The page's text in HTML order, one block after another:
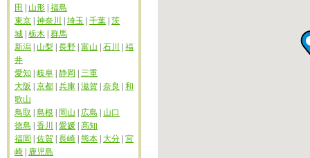
田
山形 福島
東京 神奈川 埼玉 千葉 茨
城 栃木 群馬
新潟
山梨 長野 富山 石川
福
井
愛知
岐阜 静岡
三重
大阪
京都 兵庫 滋賀 奈良
和
歌山
鳥取
島根 岡山 広島
山口
徳島
香川 愛媛 高知
福岡
佐賀 長崎 熊本 大分 宮
崎
鹿児島